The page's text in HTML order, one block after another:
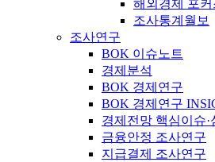
해외경제 포커
조사통계월보
조사연구
BOK 이슈노트
경제분석
BOK 경제연구
BOK 경제연구
경제전망 핵심이슈·
금융안정 조사연구
지급결제 조사연구